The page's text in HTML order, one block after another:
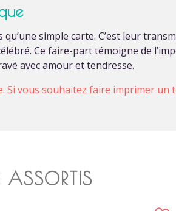
simple carte. C’est leur
Ce faire-part témoigne de
avec amour et tendresse.
Si vous souhaitez faire imprimer un
ASSORTIS